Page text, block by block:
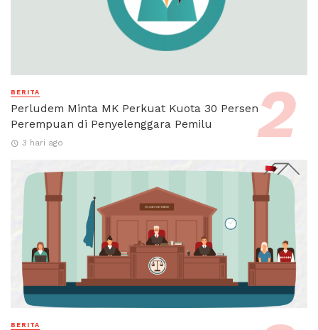
BERITA
Perludem Minta MK Perkuat Kuota 30 Persen
Perempuan di Penyelenggara Pemilu
3 hari ago
BERITA